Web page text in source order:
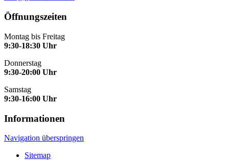
Öffnungszeiten
Montag bis Freitag
9:30-18:30 Uhr
Donnerstag
9:30-20:00 Uhr
Samstag
9:30-16:00 Uhr
Informationen
Navigation überspringen
Sitemap